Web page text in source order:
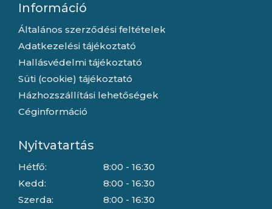
Információ
Általános szerződési feltételek
Adatkezelési tájékoztató
Hallásvédelmi tájékoztató
Süti (cookie) tájékoztató
Házhozszállítási lehetőségek
Céginformáció
Nyitvatartás
Hétfő:
Kedd:
Szerda:
8:00 - 16:30
8:00 - 16:30
8:00 - 16:30